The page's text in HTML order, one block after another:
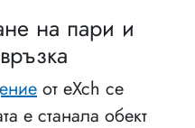
на пари и
от eXch се
е станала обект